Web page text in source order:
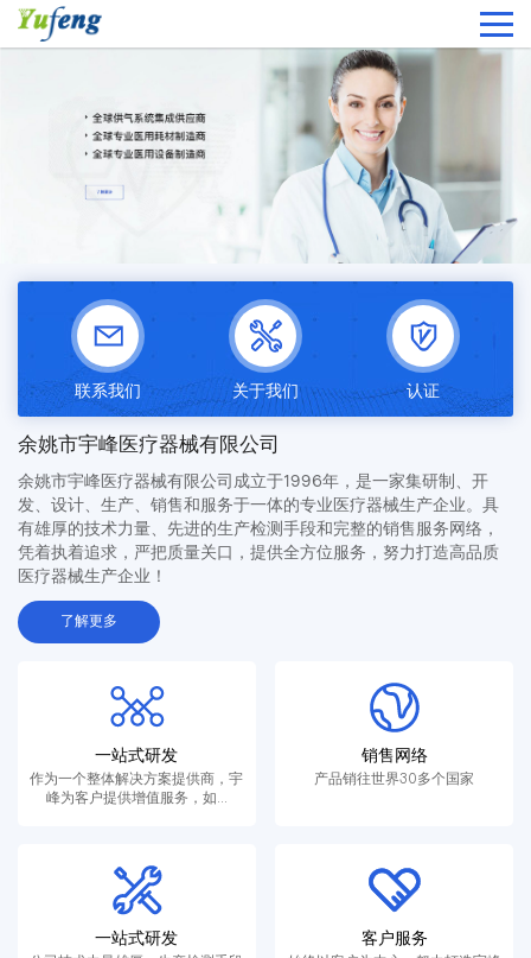
联系我们 关于我们 认证
余姚市宇峰医疗器械有限公司
余姚市宇峰医疗器械有限公司成立于1996年，是一家集研制、开
发、设计、生产、销售和服务于一体的专业医疗器械生产企业。具
有雄厚的技术力量、先进的生产检测手段和完整的销售服务网络，
凭着执着追求，严把质量关口，提供全方位服务，努力打造高品质
医疗器械生产企业！
了解更多
一站式研发
作为一个整体解决方案提供商，宇
峰为客户提供增值服务，如...
销售网络
产品销往世界30多个国家
一站式研发 客户服务